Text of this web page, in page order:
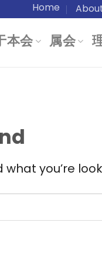
Home
本会 属会
what you’re